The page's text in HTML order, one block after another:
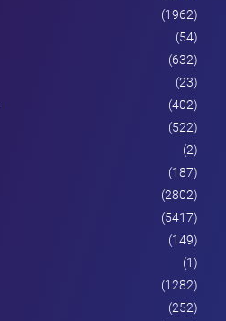
(1962)
(54)
(632)
(23)
(402)
(522)
(2)
(187)
(2802)
(5417)
(149)
(1)
(1282)
(252)